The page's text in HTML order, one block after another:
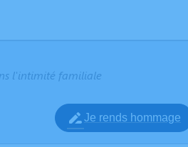
l'intimité familiale
Je rends hommage